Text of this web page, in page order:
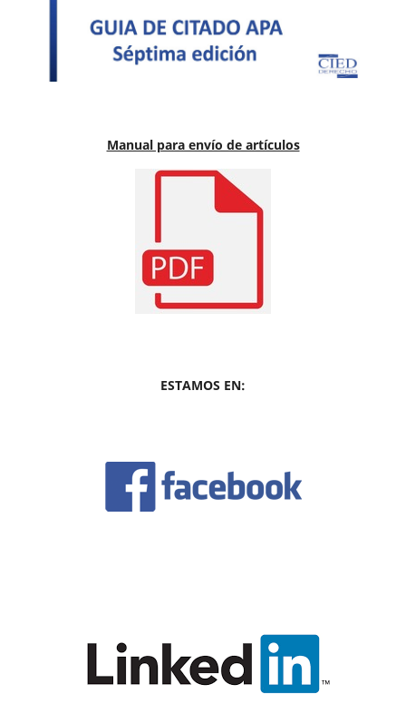
Manual para envío de artículos
ESTAMOS EN: